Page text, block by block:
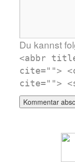
Du kannst
<abbr
cite="">
cite="">